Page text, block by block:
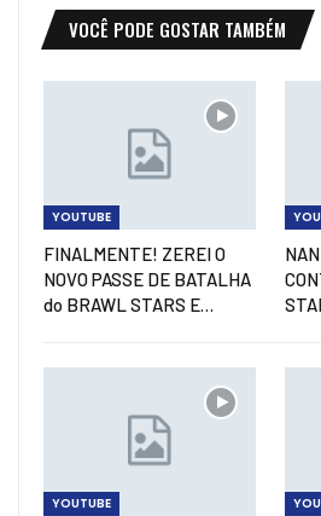
VOCÊ PODE GOSTAR TAMBÉM
YOUTUBE
FINALMENTE! ZEREI O
NOVO PASSE DE BATALHA
do BRAWL STARS E…
YOUTUBE